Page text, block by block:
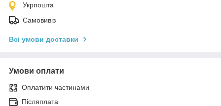
Укрпошта
Самовивіз
Всі умови доставки
Умови оплати
Оплатити частинами
Післяплата